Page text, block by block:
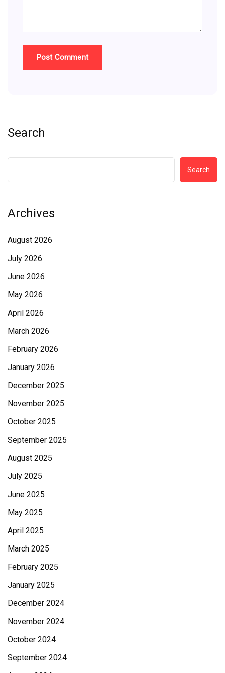
Search
Search
Archives
August 2026
July 2026
June 2026
May 2026
April 2026
March 2026
February 2026
January 2026
December 2025
November 2025
October 2025
September 2025
August 2025
July 2025
June 2025
May 2025
April 2025
March 2025
February 2025
January 2025
December 2024
November 2024
October 2024
September 2024